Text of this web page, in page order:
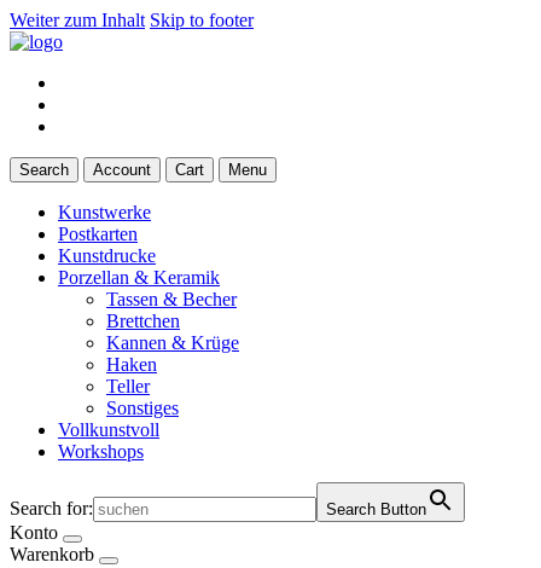
Weiter zum Inhalt Skip to footer
Search Account Cart Menu
Kunstwerke
Postkarten
Kunstdrucke
Porzellan & Keramik
Tassen & Becher
Brettchen
Kannen & Krüge
Haken
Teller
Sonstiges
Vollkunstvoll
Workshops
Search for: Search Button
Konto
Warenkorb